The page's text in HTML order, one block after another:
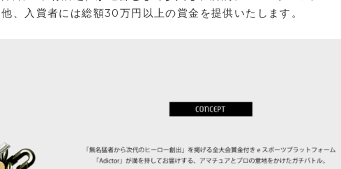
、入賞者には総額30万円以上の賞金を提供いたします。